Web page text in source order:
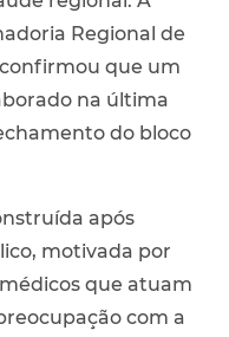
Regional de
confirmou que um
na última
do bloco
após
motivada por
que atuam
com a